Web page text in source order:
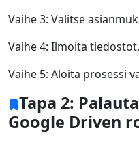
Vaihe 3: Valitse
Vaihe 4: Ilmoita
Vaihe 5: Aloita prosessi
Tapa 2:
Google Driven